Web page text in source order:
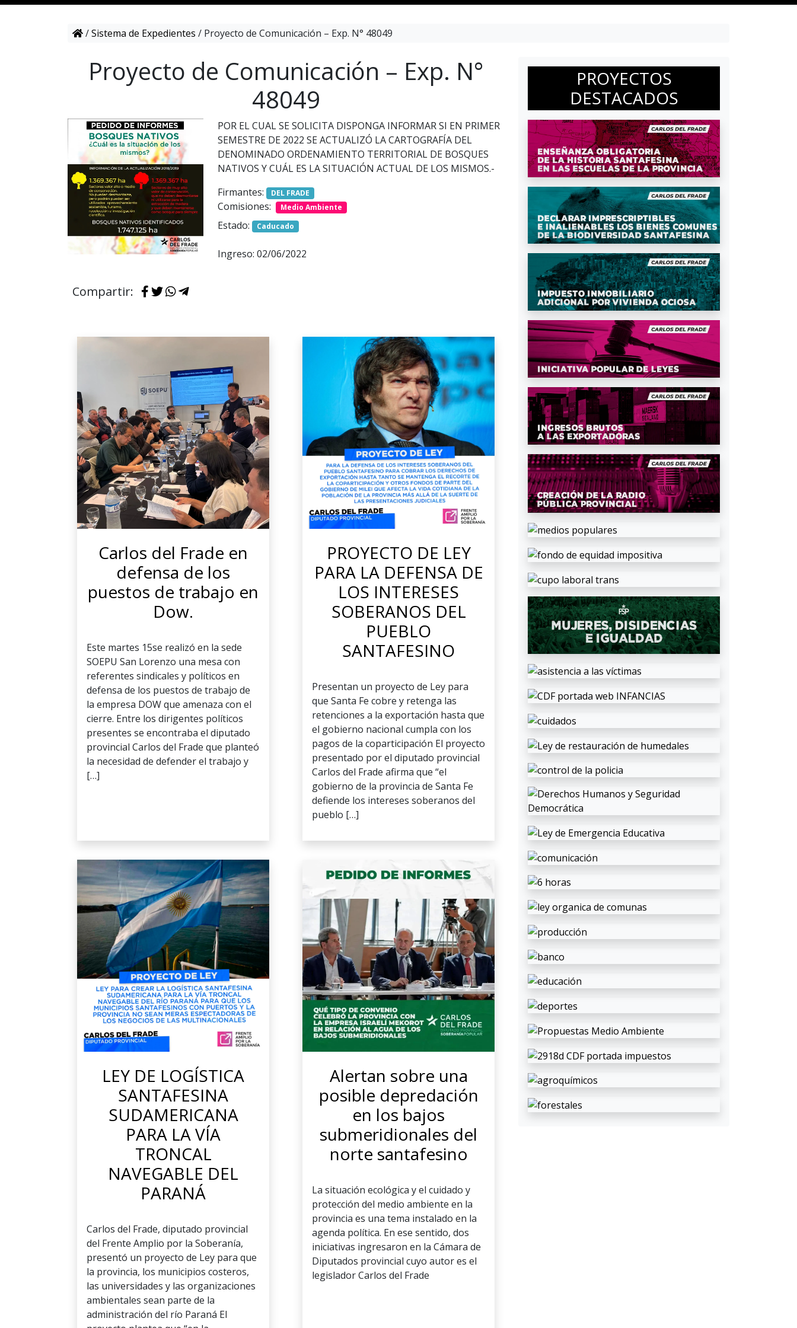
/Sistema de Expedientes / Proyecto de Comunicación – Exp. N° 48049
Proyecto de Comunicación – Exp. N°
48049
POR EL CUAL SE SOLICITA DISPONGA INFORMAR SI EN PRIMER
SEMESTRE DE 2022 SE ACTUALIZÓ LA CARTOGRAFÍA DEL
DENOMINADO ORDENAMIENTO TERRITORIAL DE BOSQUES
NATIVOS Y CUÁL ES LA SITUACIÓN ACTUAL DE LOS MISMOS.-
Firmantes:
DEL FRADE
Comisiones: Medio Ambiente
Estado: Caducado
Ingreso: 02/06/2022
Compartir:
Carlos del Frade en
defensa de los
puestos de trabajo en
Dow.
Este martes 15se realizó en la sede
SOEPU San Lorenzo una mesa con
referentes sindicales y políticos en
defensa de los puestos de trabajo de
la empresa DOW que amenaza con el
cierre. Entre los dirigentes políticos
presentes se encontraba el diputado
provincial Carlos del Frade que planteó
la necesidad de defender el trabajo y
[…]
PROYECTO DE LEY
PARA LA DEFENSA DE
LOS INTERESES
SOBERANOS DEL
PUEBLO
SANTAFESINO
Presentan un proyecto de Ley para
que Santa Fe cobre y retenga las
retenciones a la exportación hasta que
el gobierno nacional cumpla con los
pagos de la coparticipación El proyecto
presentado por el diputado provincial
Carlos del Frade afirma que “el
gobierno de la provincia de Santa Fe
defiende los intereses soberanos del
pueblo […]
LEY DE LOGÍSTICA
SANTAFESINA
SUDAMERICANA
PARA LA VÍA
TRONCAL
NAVEGABLE DEL
PARANÁ
Carlos del Frade, diputado provincial
del Frente Amplio por la Soberanía,
presentó un proyecto de Ley para que
la provincia, los municipios costeros,
las universidades y las organizaciones
ambientales sean parte de la
administración del río Paraná El
Alertan sobre una
posible depredación
en los bajos
submeridionales del
norte santafesino
La situación ecológica y el cuidado y
protección del medio ambiente en la
provincia es una tema instalado en la
agenda política. En ese sentido, dos
iniciativas ingresaron en la Cámara de
Diputados provincial cuyo autor es el
legislador Carlos del Frade
PROYECTOS
DESTACADOS